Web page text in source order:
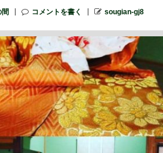
間 コメントを書く sougian-gj8